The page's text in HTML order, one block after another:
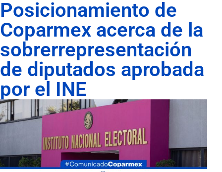
Posicionamiento de
Coparmex acerca de la
sobrerrepresentación
de diputados aprobada
por el INE